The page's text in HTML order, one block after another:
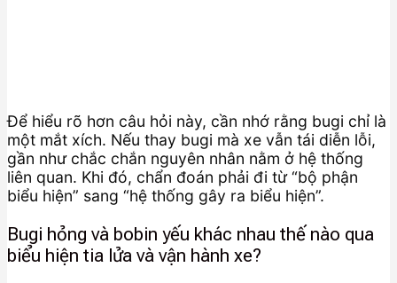
Để hiểu rõ hơn câu hỏi này, cần nhớ rằng bugi chỉ là
một mắt xích. Nếu thay bugi mà xe vẫn tái diễn lỗi,
gần như chắc chắn nguyên nhân nằm ở hệ thống
liên quan. Khi đó, chẩn đoán phải đi từ “bộ phận
biểu hiện” sang “hệ thống gây ra biểu hiện”.
Bugi hỏng và bobin yếu khác nhau thế nào qua
biểu hiện tia lửa và vận hành xe?